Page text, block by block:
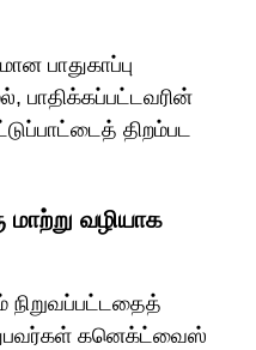
பாதுகாப்பு
பாதிக்கப்பட்டவரின்
திறம்பட
வழியாக
கனெக்ட்வைஸ்